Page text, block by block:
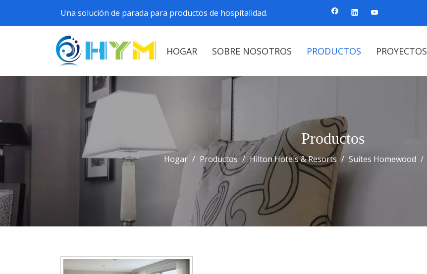
Una solución de parada para productos de hospitalidad.
HOGAR SOBRE NOSOTROS PRODUCTOS PROYECTOS
Productos
Hogar / Productos / Hilton Hotels & Resorts / Suites Homewood /